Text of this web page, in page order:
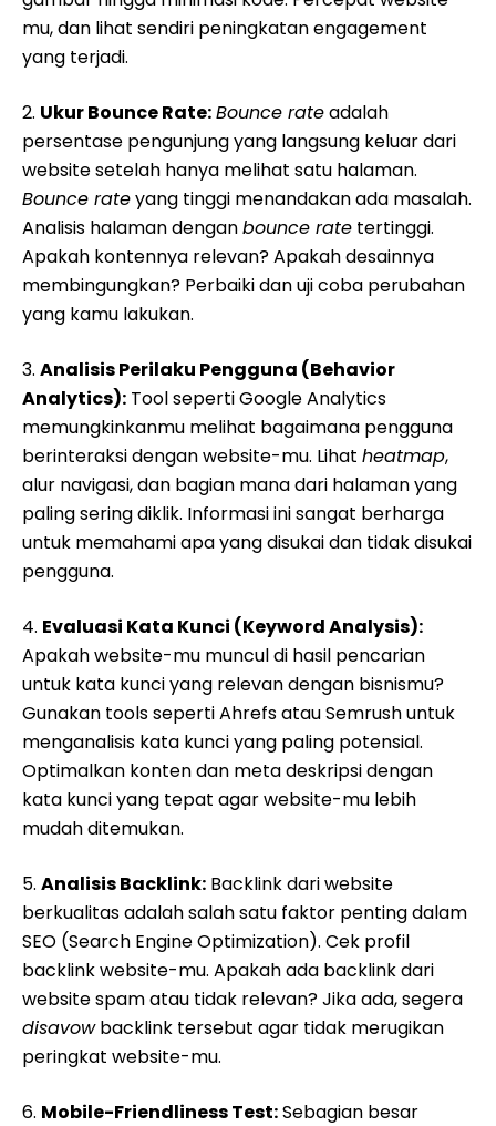
mu, dan lihat sendiri peningkatan engagement
yang terjadi.
2. Ukur Bounce Rate:Bounce rateadalah
persentase pengunjung yang langsung keluar dari
website setelah hanya melihat satu halaman.
Bounce rateyang tinggi menandakan ada masalah.
Analisis halaman denganbounce rate tertinggi.
Apakah kontennya relevan? Apakah desainnya
membingungkan? Perbaiki dan uji coba perubahan
yang kamu lakukan.
3. Analisis Perilaku Pengguna (Behavior
Analytics): Tool seperti Google Analytics
memungkinkanmu melihat bagaimana pengguna
berinteraksi dengan website-mu. Lihat heatmap,
alur navigasi, dan bagian mana dari halaman yang
paling sering diklik. Informasi ini sangat berharga
untuk memahami apa yang disukai dan tidak disukai
pengguna.
4. Evaluasi Kata Kunci (Keyword Analysis):
Apakah website-mu muncul di hasil pencarian
untuk kata kunci yang relevan dengan bisnismu?
Gunakan tools seperti Ahrefs atau Semrush untuk
menganalisis kata kunci yang paling potensial.
Optimalkan konten dan meta deskripsi dengan
kata kunci yang tepat agar website-mu lebih
mudah ditemukan.
5. Analisis Backlink: Backlink dari website
berkualitas adalah salah satu faktor penting dalam
SEO (Search Engine Optimization). Cek profil
backlink website-mu. Apakah ada backlink dari
website spam atau tidak relevan? Jika ada, segera
disavowbacklink tersebut agar tidak merugikan
peringkat website-mu.
6. Mobile-Friendliness Test:Sebagian besar